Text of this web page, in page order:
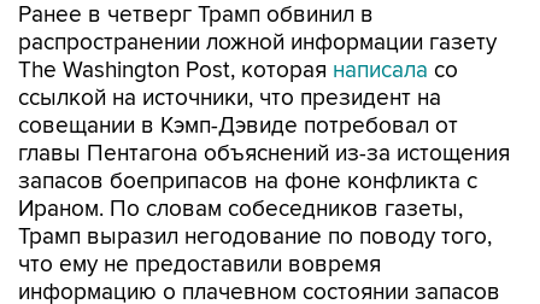
Ранее в четверг Трамп обвинил в
распространении ложной информации газету
The Washington Post, которая написала со
ссылкой на источники, что президент на
совещании в Кэмп-Дэвиде потребовал от
главы Пентагона объяснений из-за истощения
запасов боеприпасов на фоне конфликта с
Ираном. По словам собеседников газеты,
Трамп выразил негодование по поводу того,
что ему не предоставили вовремя
информацию о плачевном состоянии запасов